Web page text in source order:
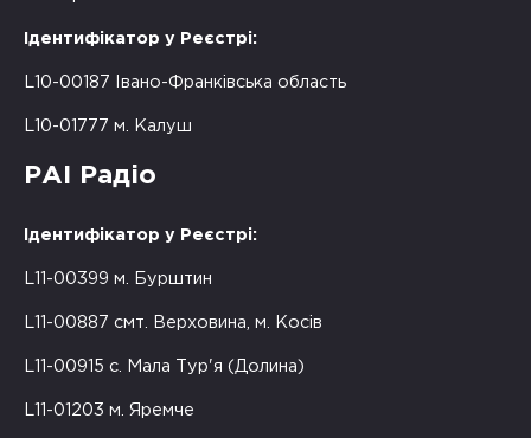
Ідентифікатор у Реєстрі:
L10-00187 Івано-Франківська область
L10-01777 м. Калуш
РАІ Радіо
Ідентифікатор у Реєстрі:
L11-00399 м. Бурштин
L11-00887 смт. Верховина, м. Косів
L11-00915 с. Мала Тур'я (Долина)
L11-01203 м. Яремче